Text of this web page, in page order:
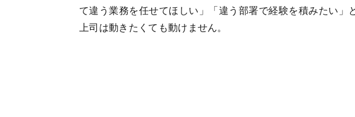
て違う業務を任せてほしい」「違う部署で経験を積みたい」
上司は動きたくても動けません。